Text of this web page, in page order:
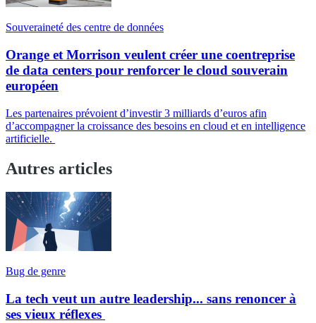
Souveraineté des centre de données
Orange et Morrison veulent créer une coentreprise
de data centers pour renforcer le cloud souverain
européen
Les partenaires prévoient d’investir 3 milliards d’euros afin
d’accompagner la croissance des besoins en cloud et en intelligence
artificielle.
Autres articles
Bug de genre
La tech veut un autre leadership... sans renoncer à
ses vieux réflexes